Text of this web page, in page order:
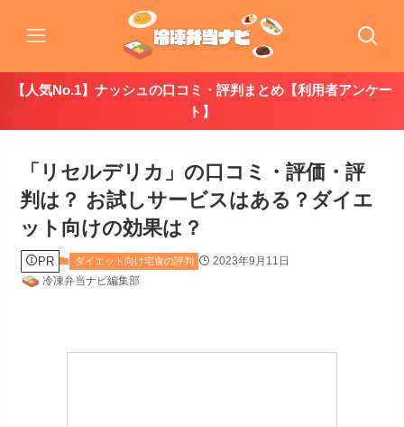
【人気No.1】ナッシュの口コミ・評判まとめ【利用者アンケー
ト】
「リセルデリカ」の口コミ・評価・評
判は？ お試しサービスはある？ダイエ
ット向けの効果は？
PR ダイエット向け宅食の評判
2023年9月11日
冷凍弁当ナビ編集部